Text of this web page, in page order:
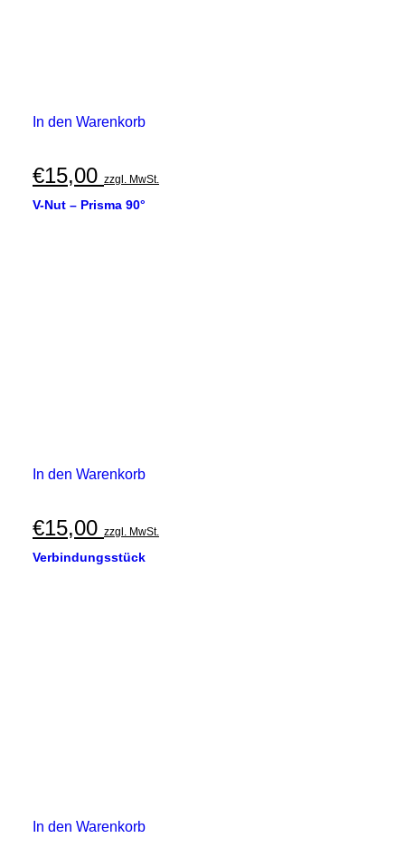
In den Warenkorb
€15,00 zzgl. MwSt.
V-Nut – Prisma 90°
In den Warenkorb
€15,00 zzgl. MwSt.
Verbindungsstück
In den Warenkorb